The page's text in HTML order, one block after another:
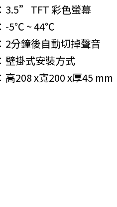
：3.5” TFT 彩色螢幕
：-5℃ ~ 44℃
：2分鐘後自動切掉聲音
：壁掛式安裝方式
：高208 x寬200 x厚45 mm